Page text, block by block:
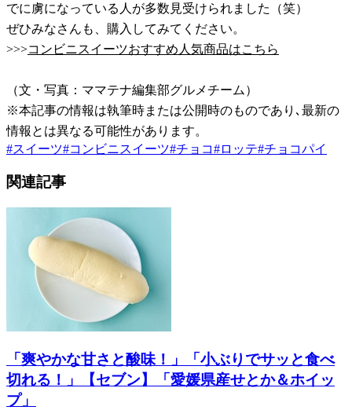
でに虜になっている人が多数見受けられました（笑）
ぜひみなさんも、購入してみてください。
>>>コンビニスイーツおすすめ人気商品はこちら
（文・写真：ママテナ編集部グルメチーム）
※本記事の情報は執筆時または公開時のものであり､最新の
情報とは異なる可能性があります。
#スイーツ#コンビニスイーツ#チョコ#ロッテ#チョコパイ
関連記事
「爽やかな甘さと酸味！」「小ぶりでサッと食べ
切れる！」【セブン】「愛媛県産せとか＆ホイッ
プ」